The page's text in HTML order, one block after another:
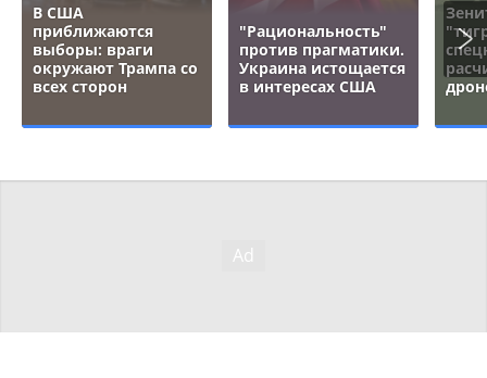
В США
приближаются
выборы: враги
окружают Трампа со
всех сторон
"Рациональность"
против прагматики.
Украина истощается
в интересах США